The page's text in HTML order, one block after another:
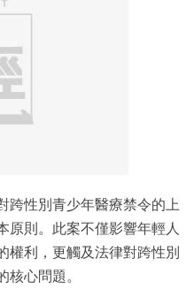
跨性別青少年醫療禁令的上
原則。此案不僅影響年輕人
權利，更觸及法律對跨性別
核心問題。